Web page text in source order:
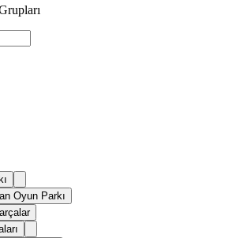
Oyun Parkı